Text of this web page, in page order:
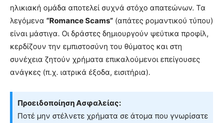
ηλικιακή ομάδα αποτελεί συχνά στόχο απατεώνων. Τα
λεγόμενα “Romance Scams” (απάτες ρομαντικού τύπου)
είναι μάστιγα. Οι δράστες δημιουργούν ψεύτικα προφίλ,
κερδίζουν την εμπιστοσύνη του θύματος και στη
συνέχεια ζητούν χρήματα επικαλούμενοι επείγουσες
ανάγκες (π.χ. ιατρικά έξοδα, εισιτήρια).
Προειδοποίηση Ασφαλείας:
Ποτέ μην στέλνετε χρήματα σε άτομα που γνωρίσατε